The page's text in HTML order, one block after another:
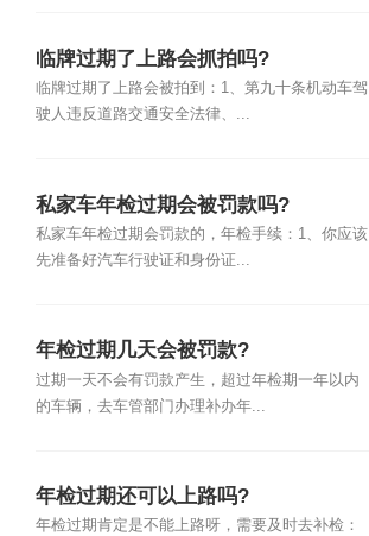
临牌过期了上路会抓拍吗?
临牌过期了上路会被拍到：1、第九十条机动车驾
驶人违反道路交通安全法律、...
私家车年检过期会被罚款吗?
私家车年检过期会罚款的，年检手续：1、你应该
先准备好汽车行驶证和身份证...
年检过期几天会被罚款?
过期一天不会有罚款产生，超过年检期一年以内
的车辆，去车管部门办理补办年...
年检过期还可以上路吗?
年检过期肯定是不能上路呀，需要及时去补检：